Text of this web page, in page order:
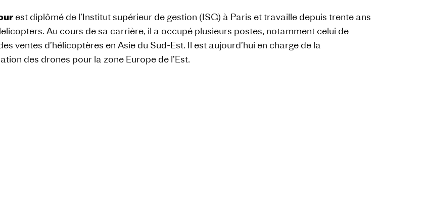
est diplômé de l’Institut supérieur de gestion (ISG) à Paris et travaille depuis trente ans
Au cours de sa carrière, il a occupé plusieurs postes, notamment celui de
ventes d’hélicoptères en Asie du Sud-Est. Il est aujourd’hui en charge de la
des drones pour la zone Europe de l’Est.